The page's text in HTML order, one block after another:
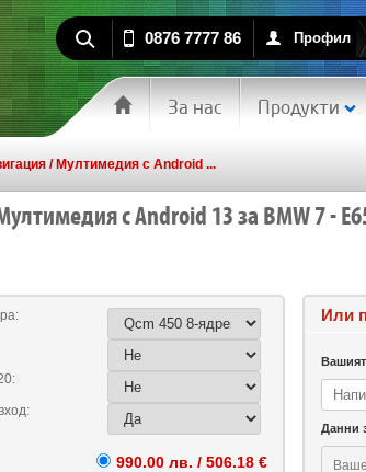
0876 7777 86 Профил
За нас Продукти
/ Мултимедия с Android ...
с Android 13 за BMW 7 -
990.00 лв. / 506.18 €
Или
Данни